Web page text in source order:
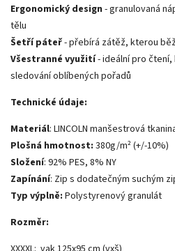
Ergonomický design - granulovaná
tělu
Šetří páteř- přebírá zátěž, kterou
Všestranné využití- ideální pro čtení,
sledování oblíbených pořadů
Technické údaje:
Materiál: LINCOLN manšestrová
Plošná hmotnost: 380g/m² (+/-10%)
Složení: 92% PES, 8% NY
Zapínání: Zip s dodatečným suchým
Typ výplně: Polystyrenový granulát
Rozměr: